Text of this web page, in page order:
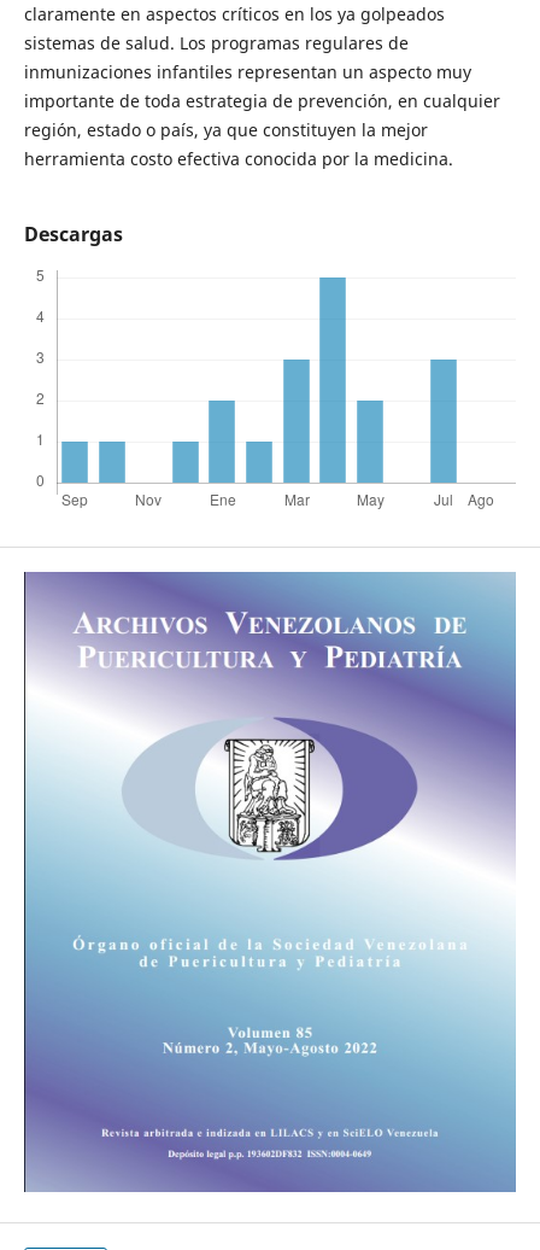
claramente en aspectos críticos en los ya golpeados
sistemas de salud. Los programas regulares de
inmunizaciones infantiles representan un aspecto muy
importante de toda estrategia de prevención, en cualquier
región, estado o país, ya que constituyen la mejor
herramienta costo efectiva conocida por la medicina.
Descargas